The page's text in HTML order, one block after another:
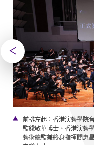
前排左起：香港演藝學院
監錢敏華博士、香港演藝
藝術總監兼終身指揮閻惠